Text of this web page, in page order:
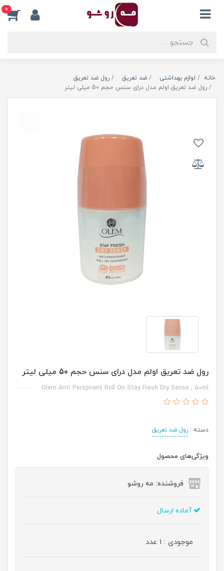
0
خانه لوازم بهداشتی ضد تعریق
رول ضد تعریق
رول ضد تعریق اولم مدل درای سنس حجم 50 میلی لیتر
رول ضد تعریق اولم مدل درای سنس حجم 50 میلی لیتر
Olem Anti Perspirant Roll On Stay Fresh Dry Sense , 50ml
دسته : رول ضد تعریق
ویژگی‌های محصول
فروشنده: مه رو‌شو
آماده ارسال
موجودی : 1 عدد